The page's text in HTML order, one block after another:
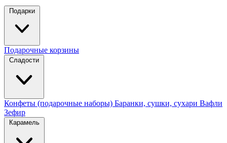
Подарки
Подарочные корзины
Сладости
Конфеты (подарочные наборы) Баранки, сушки, сухари Вафли
Зефир
Карамель